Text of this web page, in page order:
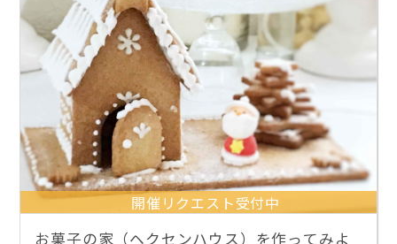
開催リクエスト受付中
お菓子の家（ヘクセンハウス）を作ってみよ